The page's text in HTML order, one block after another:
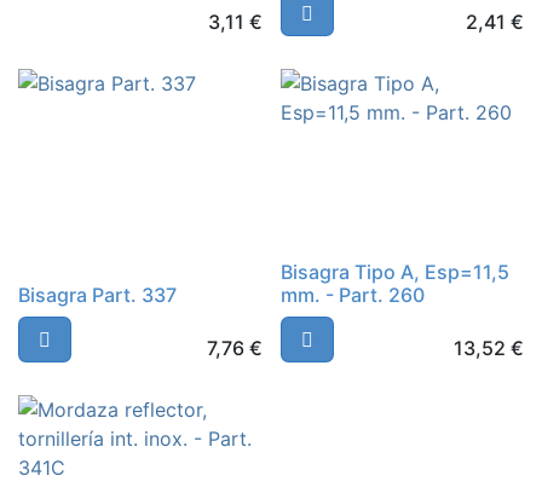
3,11 € 2,41 €
Bisagra Part. 337
7,76€
Bisagra Tipo A, Esp=11,5
mm. - Part. 260
13,52 €